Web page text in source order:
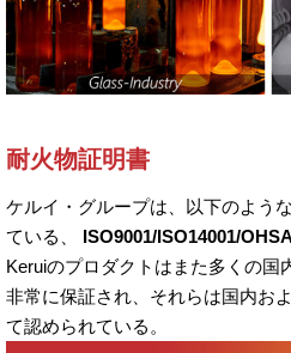
耐火物証明書
ケルイ・グループは、以下のよう
ている、 ISO9001/ISO14001/
Keruiのプロダクトはまた多くの国
非常に保証され、それらは国内お
て認められている。